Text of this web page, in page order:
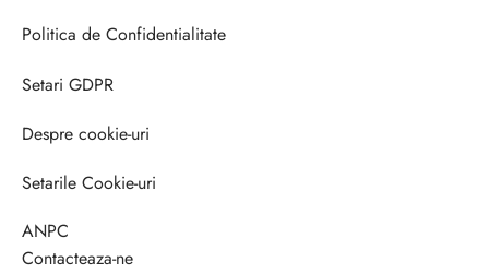
Politica de Confidentialitate
Setari GDPR
Despre cookie-uri
Setarile Cookie-uri
ANPC
Contacteaza-ne